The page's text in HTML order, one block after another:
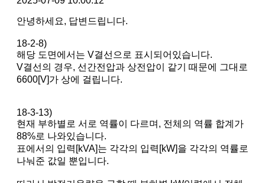
안녕하세요, 답변드립니다.
18-2-8)
해당 도면에서는 V결선으로 표시되어있습니다.
V결선의 경우, 선간전압과 상전압이 같기 때문에 그대로
6600[V]가 상에 걸립니다.
18-3-13)
현재 부하별로 서로 역률이 다르며, 전체의 역률 합계가
88%로 나와있습니다.
표에서의 입력[kVA]는 각각의 입력[kW]을 각각의 역률로
나눠준 값일 뿐입니다.